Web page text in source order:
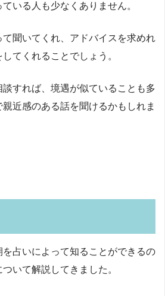
いる人も少なくありません。
聞いてくれ、アドバイスを求めれ
てくれることでしょう。
談すれば、境遇が似ていることも多
近感のある話を聞けるかもしれま
占いによって知ることができるの
いて解説してきました。